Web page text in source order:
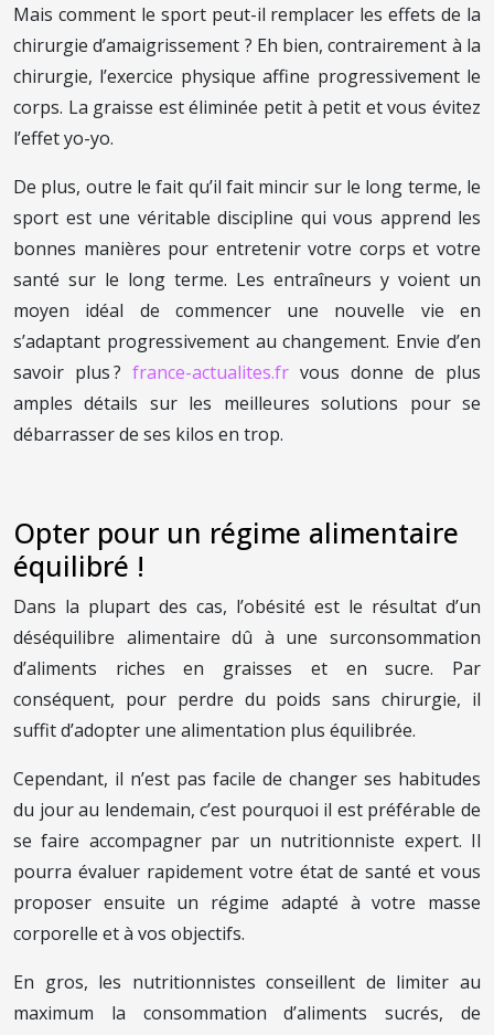
Mais comment le sport peut-il remplacer les effets de la
chirurgie d’amaigrissement ? Eh bien, contrairement à la
chirurgie, l’exercice physique affine progressivement le
corps. La graisse est éliminée petit à petit et vous évitez
l’effet yo-yo.
De plus, outre le fait qu’il fait mincir sur le long terme, le
sport est une véritable discipline qui vous apprend les
bonnes manières pour entretenir votre corps et votre
santé sur le long terme. Les entraîneurs y voient un
moyen idéal de commencer une nouvelle vie en
s’adaptant progressivement au changement. Envie d’en
savoir plus ? france-actualites.fr vous donne de plus
amples détails sur les meilleures solutions pour se
débarrasser de ses kilos en trop.
Opter pour un régime alimentaire
équilibré !
Dans la plupart des cas, l’obésité est le résultat d’un
déséquilibre alimentaire dû à une surconsommation
d’aliments riches en graisses et en sucre. Par
conséquent, pour perdre du poids sans chirurgie, il
suffit d’adopter une alimentation plus équilibrée.
Cependant, il n’est pas facile de changer ses habitudes
du jour au lendemain, c’est pourquoi il est préférable de
se faire accompagner par un nutritionniste expert. Il
pourra évaluer rapidement votre état de santé et vous
proposer ensuite un régime adapté à votre masse
corporelle et à vos objectifs.
En gros, les nutritionnistes conseillent de limiter au
maximum la consommation d’aliments sucrés, de